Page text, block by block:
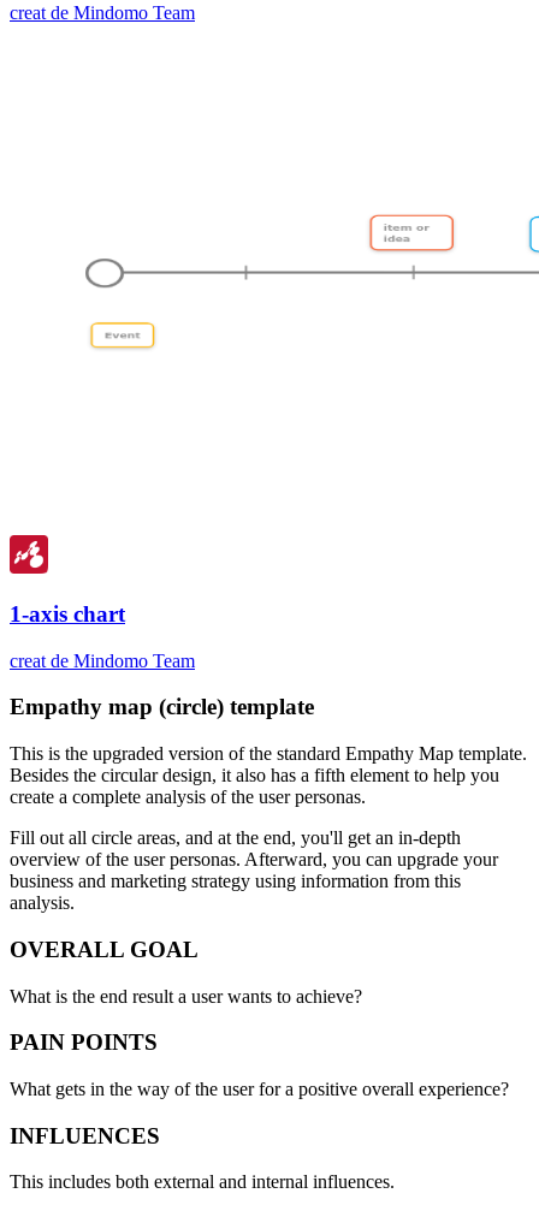
creat de Mindomo Team
1-axis chart
creat de Mindomo Team
Empathy map (circle) template
This is the upgraded version of the standard Empathy Map template.
Besides the circular design, it also has a fifth element to help you
create a complete analysis of the user personas.
Fill out all circle areas, and at the end, you'll get an in-depth
overview of the user personas. Afterward, you can upgrade your
business and marketing strategy using information from this
analysis.
OVERALL GOAL
What is the end result a user wants to achieve?
PAIN POINTS
What gets in the way of the user for a positive overall experience?
INFLUENCES
This includes both external and internal influences.